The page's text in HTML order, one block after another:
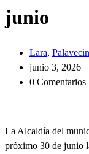
junio
Lara,
junio 3, 2026
0 Comentarios
La Alcaldía del
próximo 30 de junio